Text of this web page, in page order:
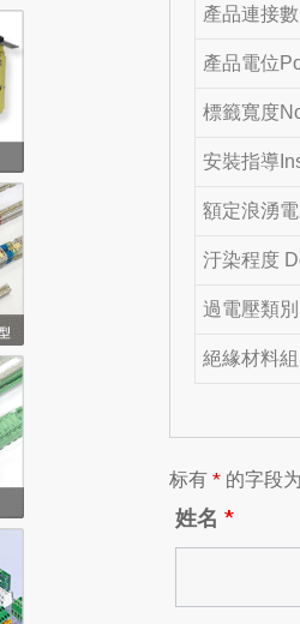
產品連接
產品電位
標籤寬度
安裝指導
額定浪湧
汙染程度
過電壓類
絕緣材料
标有 * 的字段
姓名 *